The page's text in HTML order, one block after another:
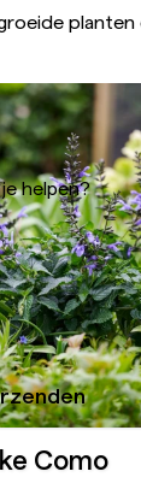
helpen?
Nectar